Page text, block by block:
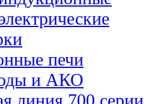
печи
и АКО
линия 700 серии